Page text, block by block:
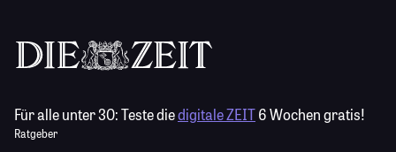
Für alle unter 30:Teste diedigitale ZEIT6 Wochen gratis!
Ratgeber